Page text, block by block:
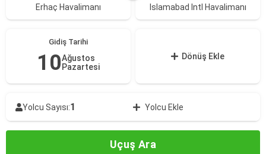
Erhaç Havalimanı Islamabad Intl Havalimanı
Gidiş Tarihi
10Ağustos
Pazartesi
Dönüş Ekle
Yolcu Sayısı:1 Yolcu Ekle
Uçuş Ara